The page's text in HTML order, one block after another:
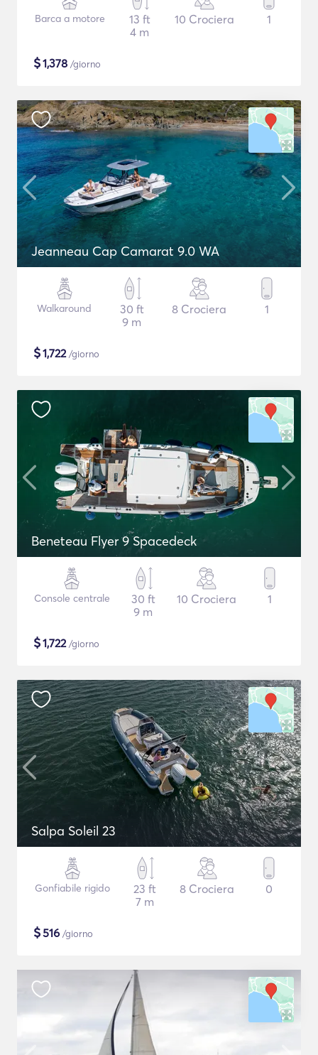
Barca a motore
13 ft
4 m
10 Crociera 1
$1,378 /giorno
Jeanneau Cap Camarat 9.0 WA
Walkaround
30 ft
9 m
8 Crociera 1
$1,722/giorno
Beneteau Flyer 9 Spacedeck
Console centrale
30 ft
9 m
10 Crociera 1
$1,722/giorno
Salpa Soleil 23
Gonfiabile rigido
23 ft
7 m
8 Crociera 0
$516 /giorno